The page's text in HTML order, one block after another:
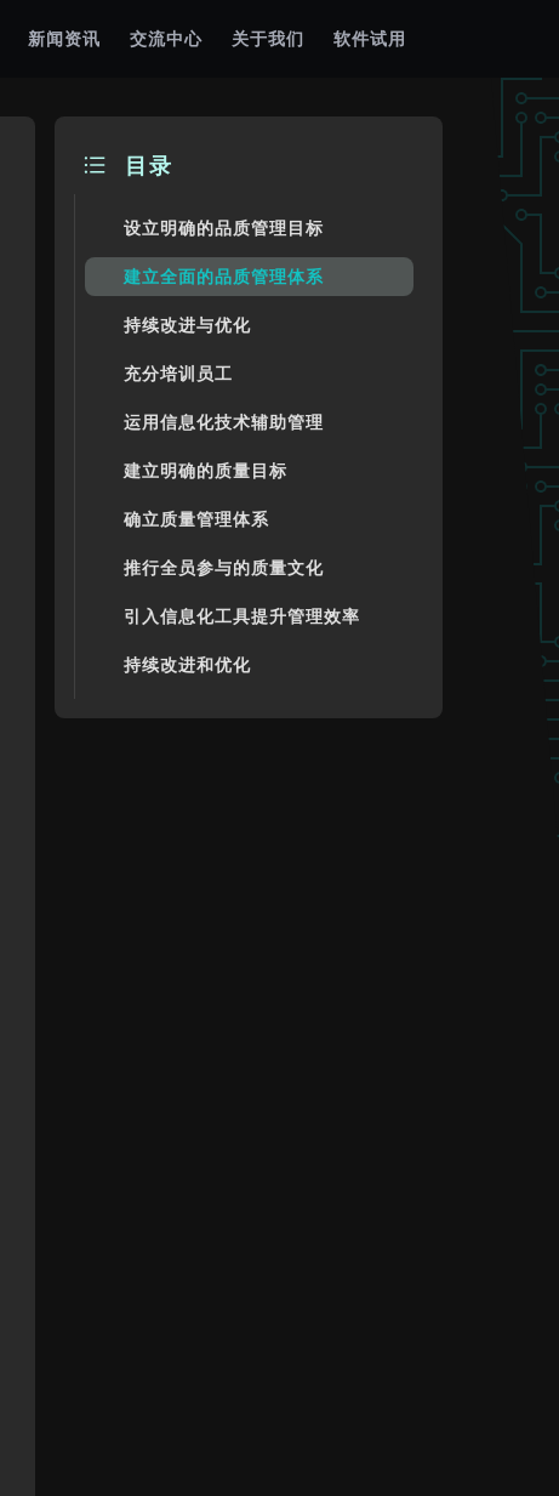
新闻资讯 交流中心 关于我们 软件试用
目录
设立明确的品质管理目标
建立全面的品质管理体系
持续改进与优化
充分培训员工
运用信息化技术辅助管理
建立明确的质量目标
确立质量管理体系
推行全员参与的质量文化
引入信息化工具提升管理效率
持续改进和优化